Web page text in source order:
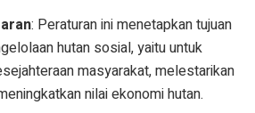
: Peraturan ini menetapkan tujuan
hutan sosial, yaitu untuk
masyarakat, melestarikan
nilai ekonomi hutan.